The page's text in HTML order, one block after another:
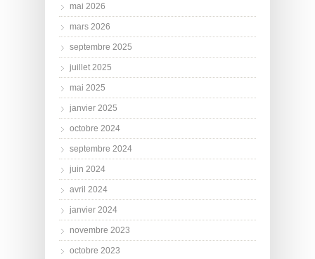
mai 2026
mars 2026
septembre 2025
juillet 2025
mai 2025
janvier 2025
octobre 2024
septembre 2024
juin 2024
avril 2024
janvier 2024
novembre 2023
octobre 2023